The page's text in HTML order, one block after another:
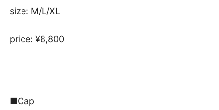
size: M/L/XL
price: ¥8,800
■Cap